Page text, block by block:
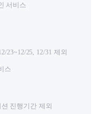
서비스
23~12/25, 12/31 제외
스
진행기간 제외